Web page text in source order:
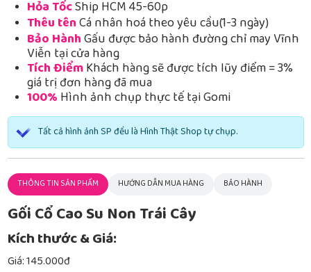
Hỏa TốcShip HCM 45-60p
Thêu tênCá nhân hoá theo yêu cầu(1-3 ngày)
Bảo HànhGấu được bảo hành đường chỉ may Vĩnh
Viễn tại cửa hàng
Tích ĐiểmKhách hàng sẽ được tích lũy điểm = 3%
giá trị đơn hàng đã mua
100% Hình ảnh chụp thực tế tại Gomi
Tất cả hình ảnh SP đều là Hình Thật Shop tự chụp.
THÔNG TIN SẢN PHẨM HƯỚNG DẪN MUA HÀNG BẢO HÀNH
Gối Cổ Cao Su Non Trái Cây
Kích thước & Giá:
Giá: 145.000đ